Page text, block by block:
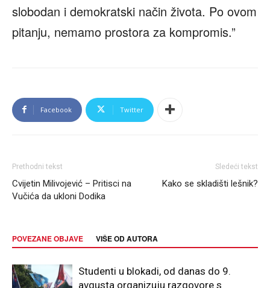
slobodan i demokratski način života. Po ovom
pitanju, nemamo prostora za kompromis.”
Facebook Twitter
Prethodni tekst
Cvijetin Milivojević – Pritisci na
Vučića da ukloni Dodika
Sledeći tekst
Kako se skladišti lešnik?
POVEZANE OBJAVE VIŠE OD AUTORA
Studenti u blokadi, od danas do 9.
avgusta organizuju razgovore s